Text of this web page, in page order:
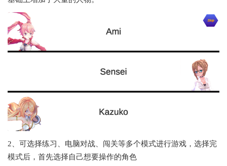
2、可选择练习、电脑对战、闯关等多个模式进行游戏，选择完
模式后，首先选择自己想要操作的角色